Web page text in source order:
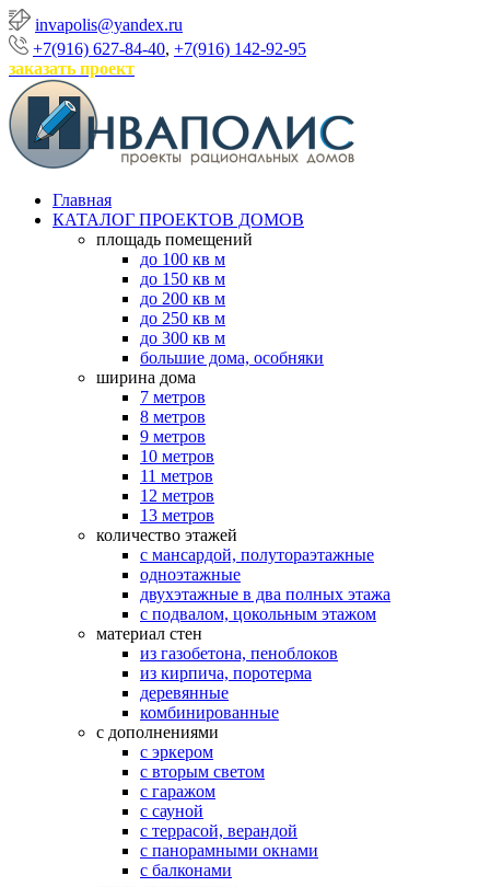
invapolis@yandex.ru
+7(916) 627-84-40, +7(916) 142-92-95
заказать проект
Главная
КАТАЛОГ ПРОЕКТОВ ДОМОВ
площадь помещений
до 100 кв м
до 150 кв м
до 200 кв м
до 250 кв м
до 300 кв м
большие дома, особняки
ширина дома
7 метров
8 метров
9 метров
10 метров
11 метров
12 метров
13 метров
количество этажей
с мансардой, полутораэтажные
одноэтажные
двухэтажные в два полных этажа
с подвалом, цокольным этажом
материал стен
из газобетона, пеноблоков
из кирпича, поротерма
деревянные
комбинированные
с дополнениями
с эркером
с вторым светом
с гаражом
с сауной
с террасой, верандой
с панорамными окнами
с балконами